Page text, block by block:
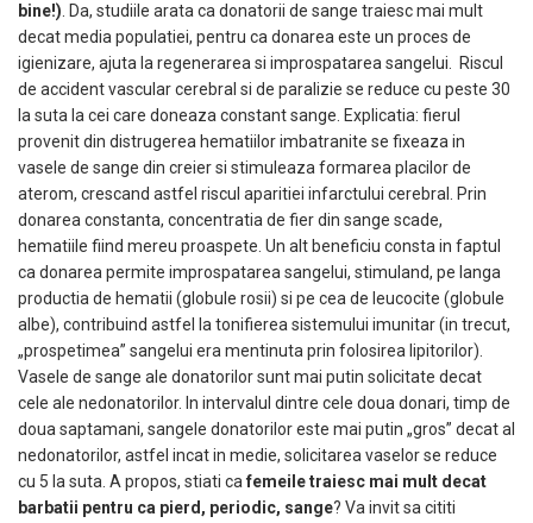
bine!). Da, studiile arata ca donatorii de sange traiesc mai mult
decat media populatiei, pentru ca donarea este un proces de
igienizare, ajuta la regenerarea si improspatarea sangelui. Riscul
de accident vascular cerebral si de paralizie se reduce cu peste 30
la suta la cei care doneaza constant sange. Explicatia: fierul
provenit din distrugerea hematiilor imbatranite se fixeaza in
vasele de sange din creier si stimuleaza formarea placilor de
aterom, crescand astfel riscul aparitiei infarctului cerebral. Prin
donarea constanta, concentratia de fier din sange scade,
hematiile fiind mereu proaspete. Un alt beneficiu consta in faptul
ca donarea permite improspatarea sangelui, stimuland, pe langa
productia de hematii (globule rosii) si pe cea de leucocite (globule
albe), contribuind astfel la tonifierea sistemului imunitar (in trecut,
„prospetimea” sangelui era mentinuta prin folosirea lipitorilor).
Vasele de sange ale donatorilor sunt mai putin solicitate decat
cele ale nedonatorilor. In intervalul dintre cele doua donari, timp de
doua saptamani, sangele donatorilor este mai putin „gros” decat al
nedonatorilor, astfel incat in medie, solicitarea vaselor se reduce
cu 5 la suta. A propos, stiati cafemeile traiesc mai mult decat
barbatii pentru ca pierd, periodic, sange? Va invit sa cititi